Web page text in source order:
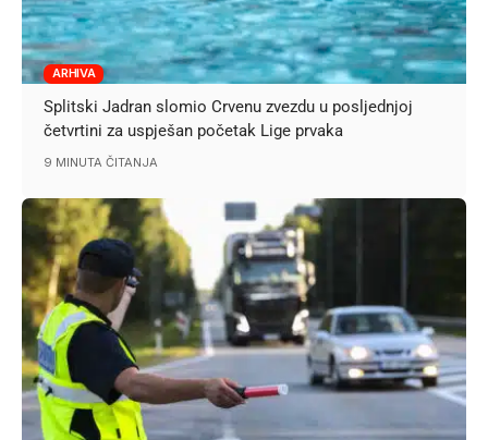
ARHIVA
Splitski Jadran slomio Crvenu zvezdu u posljednjoj
četvrtini za uspješan početak Lige prvaka
9 MINUTA ČITANJA